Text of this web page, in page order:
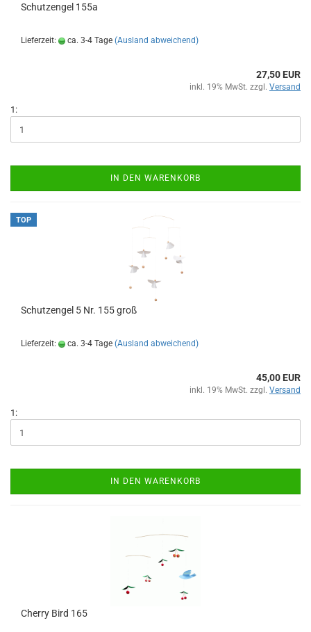
Schutzengel 155a
Lieferzeit: ca. 3-4 Tage (Ausland abweichend)
27,50 EUR
inkl. 19% MwSt. zzgl. Versand
1:
IN DEN WARENKORB
TOP
Schutzengel 5 Nr. 155 groß
Lieferzeit: ca. 3-4 Tage (Ausland abweichend)
45,00 EUR
inkl. 19% MwSt. zzgl. Versand
1:
IN DEN WARENKORB
Cherry Bird 165